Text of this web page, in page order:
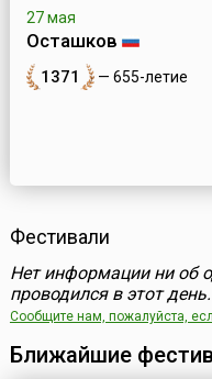
27 мая
Осташков
1371 — 655-летие
Фестивали
Нет информации ни об
проводился в этот день.
Сообщите нам, пожалуйста,
Ближайшие